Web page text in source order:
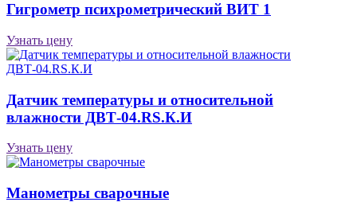
Гигрометр психрометрический ВИТ 1
Узнать цену
Датчик температуры и относительной
влажности ДВТ-04.RS.К.И
Узнать цену
Манометры сварочные